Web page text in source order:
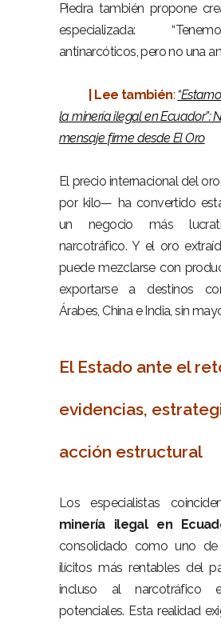
Piedra también propone
especializada:
antinarcóticos, pero no una
| Lee también:
la minería ilegal en Ecuador”:
mensaje firme desde El Oro
El precio internacional del
por kilo— ha convertido
un negocio más
narcotráfico. Y el oro
puede mezclarse con
exportarse a destinos
Árabes, China e India, sin
El Estado ante el
evidencias,
acción estructural
Los especialistas
minería ilegal en
consolidado como uno
ilícitos más rentables del
incluso al narcotráfico
potenciales. Esta realidad